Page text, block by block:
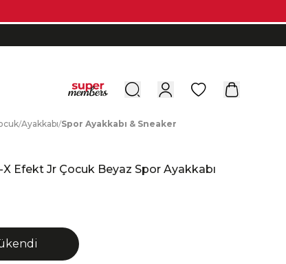
0
/Ayakkabı/Spor Ayakkabı & Sneaker
X Efekt Jr Çocuk Beyaz Spor Ayakkabı